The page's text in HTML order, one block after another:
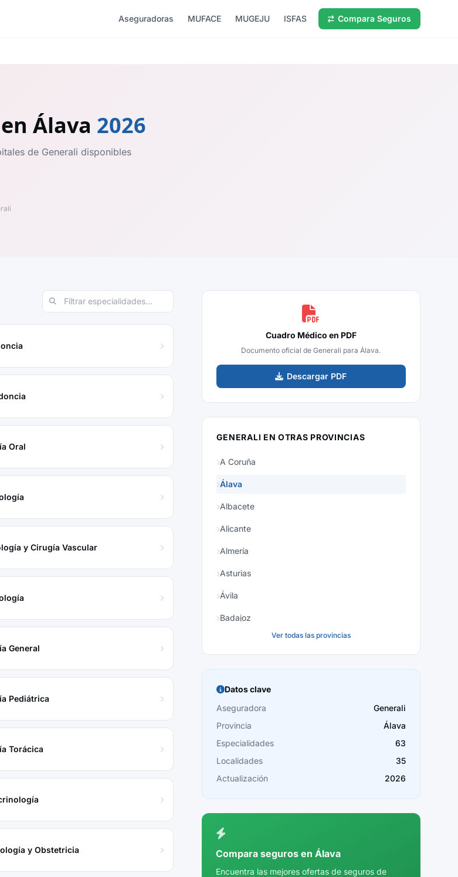
Aseguradoras MUFACE MUGEJU ISFAS Compara Seguros
en Álava 2026
de Generali disponibles
Oral
y Cirugía Vascular
General
Pediátrica
Torácica
y Obstetricia
Cuadro Médico en PDF
Documento oficial de Generali para Álava.
Descargar PDF
GENERALI EN OTRAS PROVINCIAS
A Coruña
Álava
Albacete
Alicante
Almería
Asturias
Ávila
Badajoz
Burgos
Cáceres
Cádiz
Cantabria
Castellón
Córdoba
Cuenca
Ver todas las provincias
Datos clave
Aseguradora
Generali
Provincia
Álava
Especialidades
63
Localidades
35
Actualización
2026
Compara seguros en Álava
Encuentra las mejores ofertas de seguros de